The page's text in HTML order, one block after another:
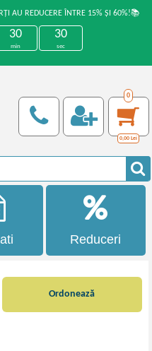
AU REDUCERE ÎNTRE 15% ȘI 60%!📚
30
min
29
sec
0
0,00 Lei
Reduceri
Ordonează